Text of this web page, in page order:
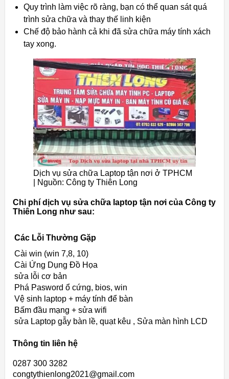
Quy trình làm việc rõ ràng, bạn có thể quan sát quá
trình sửa chữa và thay thế linh kiện
Chế độ bảo hành cả khi đã sửa chữa máy tính xách
tay xong.
Dịch vụ sửa chữa Laptop tận nơi ở TPHCM
| Nguồn: Công ty Thiên Long
Chi phí dịch vụ sửa chữa laptop tận nơi của Công ty
Thiên Long như sau:
Các Lỗi Thường Gặp
Cài win (win 7,8, 10)
Cài Ứng Dụng Đồ Họa
sửa lỗi cơ bản
Phá Pasword ổ cứng, bios, win
Vệ sinh laptop + máy tính để bàn
Bấm đầu mạng + sửa wifi
sửa Laptop gẫy bàn lề, quạt kêu , Sửa màn hình LCD
Thông tin liên hệ
0287 300 3282
congtythienlong2021@gmail.com